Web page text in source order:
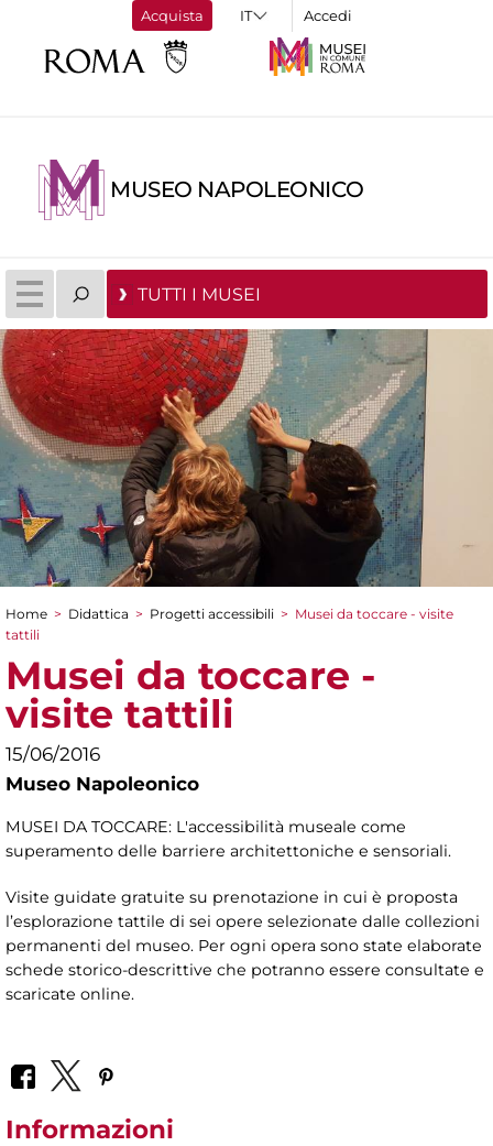
Acquista Accedi
MUSEO NAPOLEONICO
TUTTI I MUSEI
Tu sei qui
Home > Didattica > Progetti accessibili > Musei da toccare - visite
tattili
Musei da toccare -
visite tattili
15/06/2016
Museo Napoleonico
MUSEI DA TOCCARE: L'accessibilità museale come
superamento delle barriere architettoniche e sensoriali.
Visite guidate gratuite su prenotazione in cui è proposta
l’esplorazione tattile di sei opere selezionate dalle collezioni
permanenti del museo. Per ogni opera sono state elaborate
schede storico-descrittive che potranno essere consultate e
scaricate online.
Informazioni